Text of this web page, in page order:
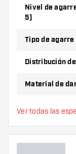
dardos (3
juego de
Nivel de agarre de dardos (1-
5)
Tipo de
Distribución
Material de
Agarre de
Jugador de
Ver todas las